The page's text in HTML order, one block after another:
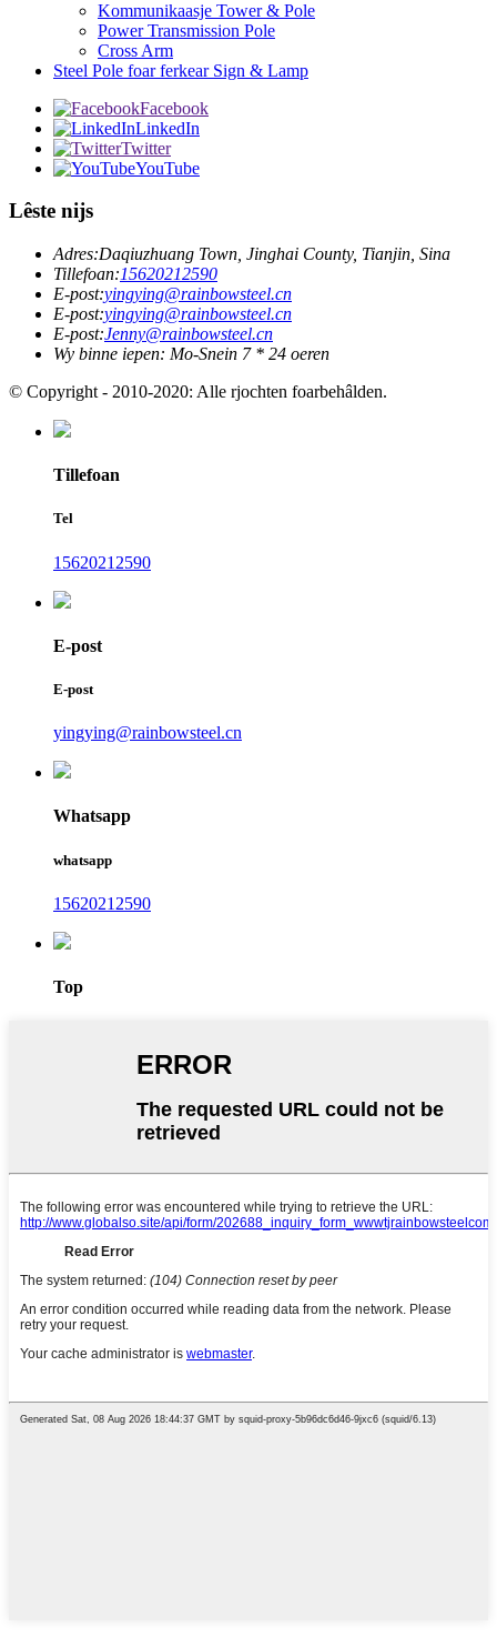
Kommunikaasje Tower & Pole
Power Transmission Pole
Cross Arm
Steel Pole foar ferkear Sign & Lamp
Facebook
LinkedIn
Twitter
YouTube
Lêste nijs
Adres:Daqiuzhuang Town, Jinghai County, Tianjin, Sina
Tillefoan:15620212590
E-post:yingying@rainbowsteel.cn
E-post:yingying@rainbowsteel.cn
E-post:Jenny@rainbowsteel.cn
Wy binne iepen: Mo-Snein 7 * 24 oeren
© Copyright - 2010-2020: Alle rjochten foarbehâlden.
Tillefoan
Tel
15620212590
E-post
E-post
yingying@rainbowsteel.cn
Whatsapp
whatsapp
15620212590
Top